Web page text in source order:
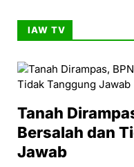
IAW TV
Tanah
Bersalah dan
Jawab